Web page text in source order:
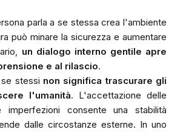
parla a se stessa crea l'ambiente
può minare la sicurezza e aumentare
un dialogo interno gentile apre
e al rilascio.
stessi non significa trascurare gli
l'umanità. L'accettazione delle
imperfezioni consente una stabilità
dalle circostanze esterne. In uno